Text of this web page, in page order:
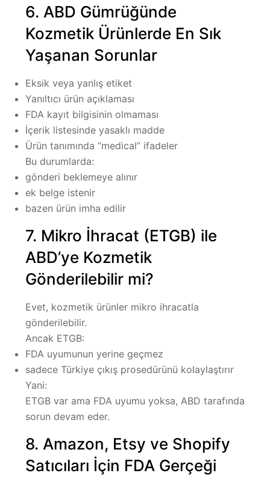
6. ABD Gümrüğünde
Kozmetik Ürünlerde En Sık
Yaşanan Sorunlar
Eksik veya yanlış etiket
Yanıltıcı ürün açıklaması
FDA kayıt bilgisinin olmaması
İçerik listesinde yasaklı madde
Ürün tanımında “medical” ifadeler
Bu durumlarda:
gönderi beklemeye alınır
ek belge istenir
bazen ürün imha edilir
7. Mikro İhracat (ETGB) ile
ABD’ye Kozmetik
Gönderilebilir mi?
Evet, kozmetik ürünler mikro ihracatla
gönderilebilir.
Ancak ETGB:
FDA uyumunun yerine geçmez
sadece Türkiye çıkış prosedürünü kolaylaştırır
Yani:
ETGB var ama FDA uyumu yoksa, ABD tarafında
sorun devam eder.
8. Amazon, Etsy ve Shopify
Satıcıları İçin FDA Gerçeği